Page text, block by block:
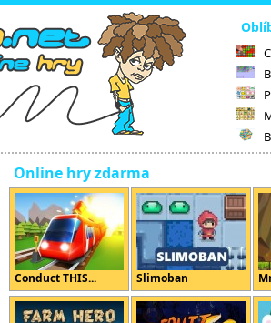
Online hry zdarma
Conduct THIS... Slimoban